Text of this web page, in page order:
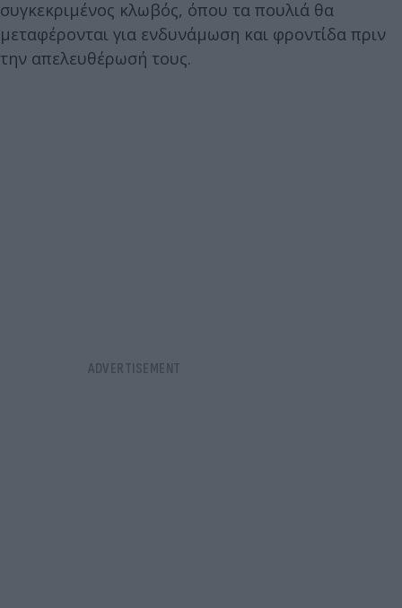
συγκεκριμένος κλωβός, όπου τα πουλιά θα
μεταφέρονται για ενδυνάμωση και φροντίδα πριν
την απελευθέρωσή τους.